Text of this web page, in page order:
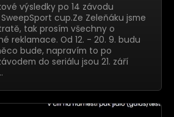
výsledky po 14 závodu
cup.Ze Zeleňáku jsme
tak prosím všechny o
reklamace. Od 12. - 20. 9. budu
bude, napravím to po
do seriálu jsou 21. září